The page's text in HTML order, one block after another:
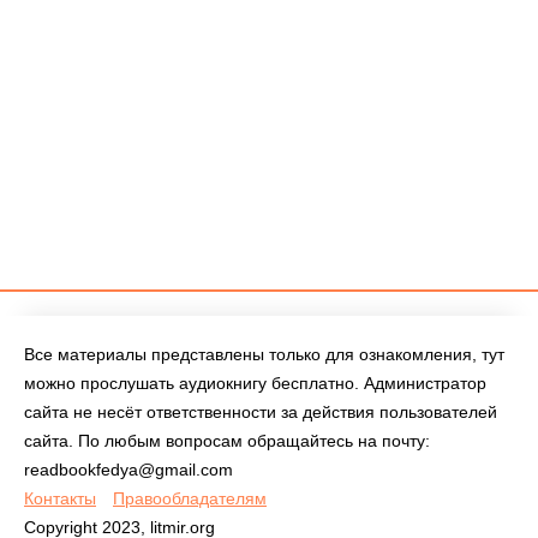
Все материалы представлены только для ознакомления, тут
можно прослушать аудиокнигу бесплатно. Администратор
сайта не несёт ответственности за действия пользователей
сайта. По любым вопросам обращайтесь на почту:
readbookfedya@gmail.com
Контакты
Правообладателям
Copyright 2023, litmir.org